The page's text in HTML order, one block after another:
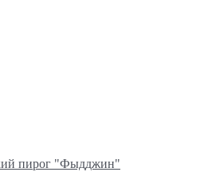
пирог "Фыдджин"